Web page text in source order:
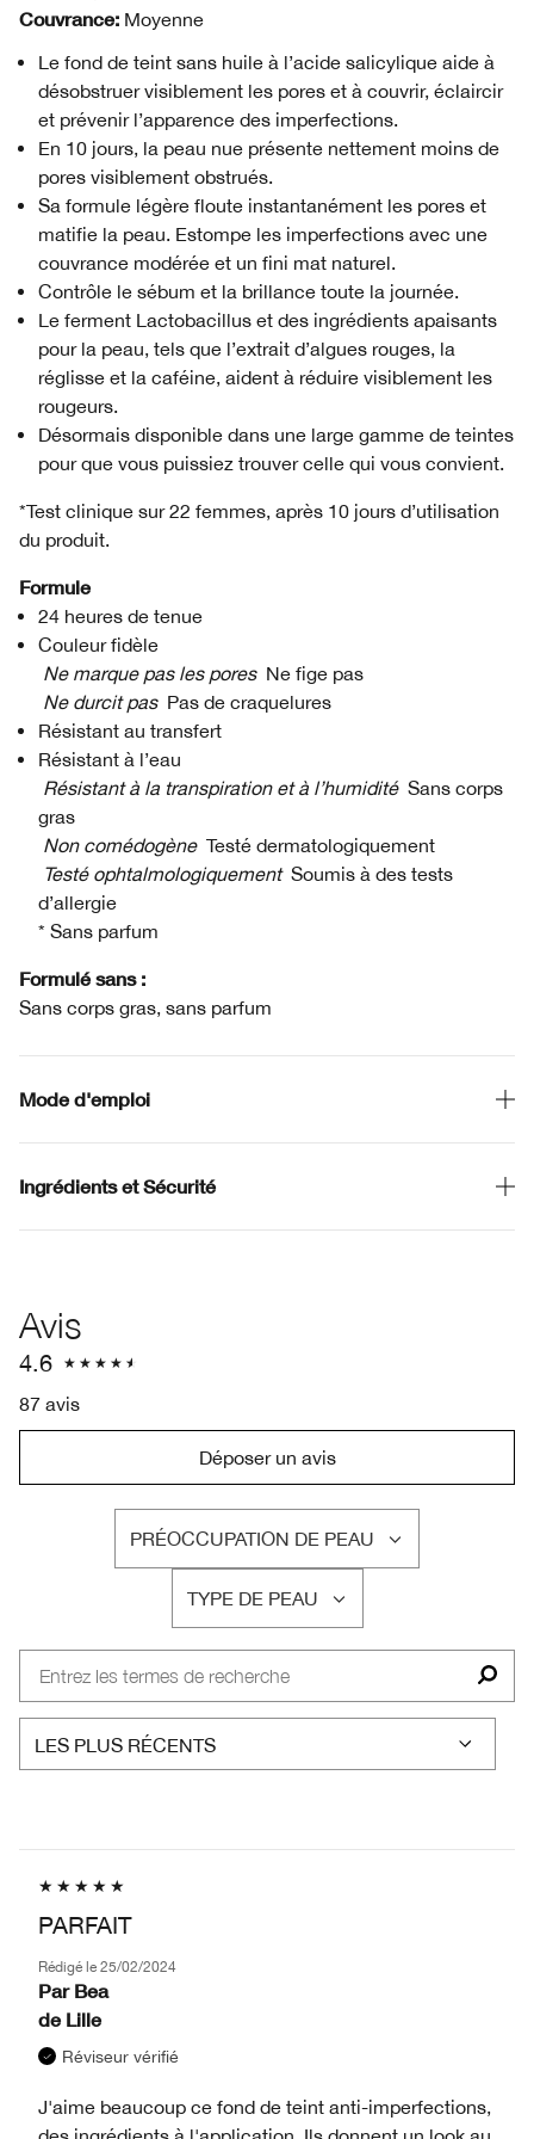
Couvrance: Moyenne
Le fond de teint sans huile à l’acide salicylique aide à
désobstruer visiblement les pores et à couvrir, éclaircir
et prévenir l’apparence des imperfections.
En 10 jours, la peau nue présente nettement moins de
pores visiblement obstrués.
Sa formule légère floute instantanément les pores et
matifie la peau. Estompe les imperfections avec une
couvrance modérée et un fini mat naturel.
Contrôle le sébum et la brillance toute la journée.
Le ferment Lactobacillus et des ingrédients apaisants
pour la peau, tels que l’extrait d’algues rouges, la
réglisse et la caféine, aident à réduire visiblement les
rougeurs.
Désormais disponible dans une large gamme de teintes
pour que vous puissiez trouver celle qui vous convient.
*Test clinique sur 22 femmes, après 10 jours d’utilisation
du produit.
Formule
24 heures de tenue
Couleur fidèle
Ne marque pas les pores Ne fige pas
Ne durcit pas Pas de craquelures
Résistant au transfert
Résistant à l’eau
Résistant à la transpiration et à l’humidité Sans corps
gras
Non comédogène Testé dermatologiquement
Testé ophtalmologiquement Soumis à des tests
d’allergie
* Sans parfum
Formulé sans :
Sans corps gras, sans parfum
Mode d'emploi
Ingrédients et Sécurité
Avis
4.6
87 avis
Déposer un avis
PRÉOCCUPATION DE PEAU
FRANÇAIS
TYPE DE PEAU
FRANÇAIS
PARFAIT
Rédigé le 25/02/2024
Par Bea
de Lille
Réviseur vérifié
J'aime beaucoup ce fond de teint anti-imperfections,